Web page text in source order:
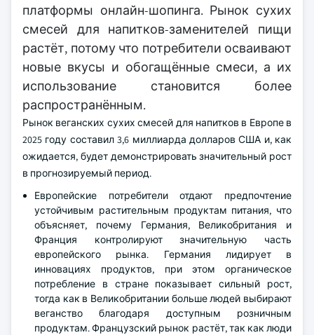
платформы онлайн-шопинга. Рынок сухих
смесей для напитков-заменителей пищи
растёт, потому что потребители осваивают
новые вкусы и обогащённые смеси, а их
использование становится более
распространённым.
Рынок веганских сухих смесей для напитков в Европе в
2025 году составил 3,6 миллиарда долларов США и, как
ожидается, будет демонстрировать значительный рост
в прогнозируемый период.
Европейские потребители отдают предпочтение
устойчивым растительным продуктам питания, что
объясняет, почему Германия, Великобритания и
Франция контролируют значительную часть
европейского рынка. Германия лидирует в
инновациях продуктов, при этом органическое
потребление в стране показывает сильный рост,
тогда как в Великобритании больше людей выбирают
веганство благодаря доступным розничным
продуктам. Французский рынок растёт, так как люди